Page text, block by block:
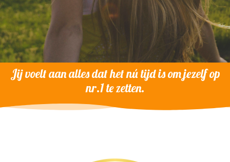
Jij voelt aan alles dat het nú tijd is om jezelf op
nr.1 te zetten.